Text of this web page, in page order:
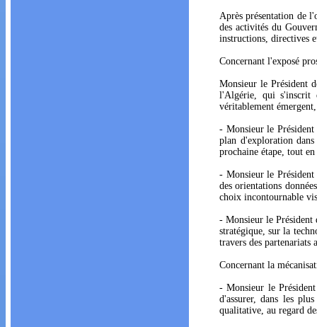
Après présentation de
des activités du
instructions, directives
Concernant l'exposé
Monsieur le Président
l'Algérie, qui s'inscrit
véritablement
- Monsieur le Président
plan d'exploration
prochaine étape, tout
- Monsieur le Président
des orientations
choix incontournable
- Monsieur le Président
stratégique, sur la
travers des partenariats
Concernant la
- Monsieur le
d'assurer, dans les
qualitative, au regard